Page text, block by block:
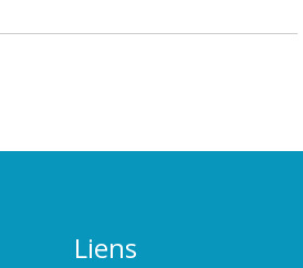
Liens